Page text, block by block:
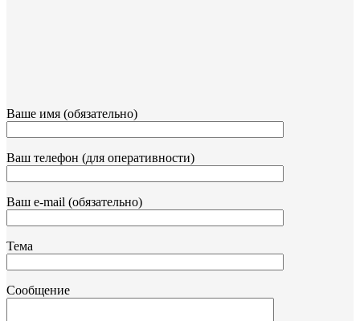
Ваше имя (обязательно)
Ваш телефон (для оперативности)
Ваш e-mail (обязательно)
Тема
Сообщение